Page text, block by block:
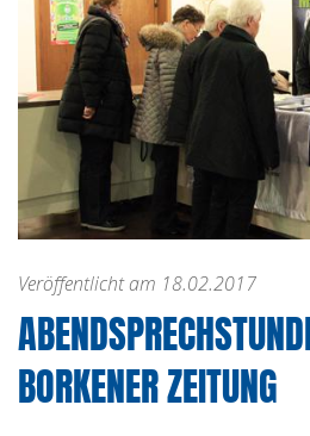
Veröffentlicht am 18.02.2017
BORKENER ZEITUNG